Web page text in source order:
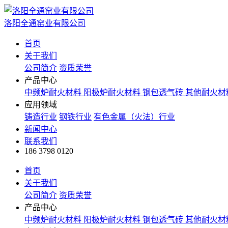
洛阳全通窑业有限公司
首页
关于我们
公司简介 资质荣誉
产品中心
中频炉耐火材料 阳极炉耐火材料 钢包透气砖 其他耐火材
应用领域
铸造行业 钢铁行业 有色金属（火法）行业
新闻中心
联系我们
186 3798 0120
首页
关于我们
公司简介 资质荣誉
产品中心
中频炉耐火材料 阳极炉耐火材料 钢包透气砖 其他耐火材